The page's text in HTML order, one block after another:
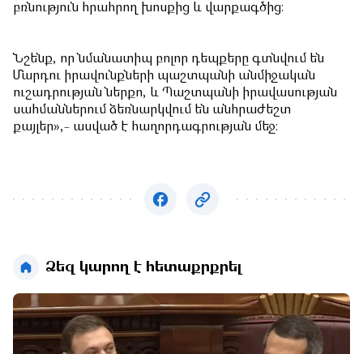
բռնություն հրահրող խոսքից և վարքագծից։
Նշենք, որ նմանատիպ բոլոր դեպքերը գտնվում են
Մարդու իրավունքների պաշտպանի անմիջական
ուշադրության ներքո, և Պաշտպանի իրավասության
սահմաններում ձեռնարկվում են անհրաժեշտ
քայլեր»,- ասված է հաղորդագրության մեջ։
Ձեզ կարող է հետաքրքրել